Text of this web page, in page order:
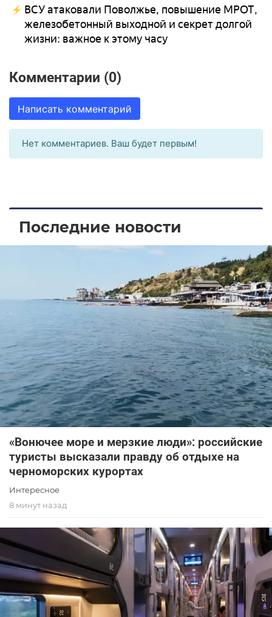
ВСУ атаковали Поволжье, повышение МРОТ,
железобетонный выходной и секрет долгой
жизни: важное к этому часу
Комментарии (0)
Написать комментарий
Нет комментариев. Ваш будет первым!
Последние новости
«Вонючее море и мерзкие люди»: российские
туристы высказали правду об отдыхе на
черноморских курортах
Интересное
8 минут назад